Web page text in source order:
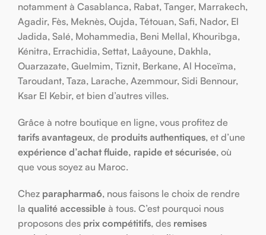
notamment à Casablanca, Rabat, Tanger, Marrakech,
Agadir, Fès, Meknès, Oujda, Tétouan, Safi, Nador, El
Jadida, Salé, Mohammedia, Beni Mellal, Khouribga,
Kénitra, Errachidia, Settat, Laâyoune, Dakhla,
Ouarzazate, Guelmim, Tiznit, Berkane, Al Hoceïma,
Taroudant, Taza, Larache, Azemmour, Sidi Bennour,
Ksar El Kebir, et bien d’autres villes.
Grâce à notre boutique en ligne, vous profitez de
tarifs avantageux, de produits authentiques, et d’une
expérience d’achat fluide, rapide et sécurisée, où
que vous soyez au Maroc.
Chez parapharma6, nous faisons le choix de rendre
la qualité accessible à tous. C’est pourquoi nous
proposons des prix compétitifs, des remises